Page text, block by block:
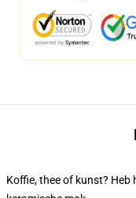
Koffie, thee of kunst? Heb